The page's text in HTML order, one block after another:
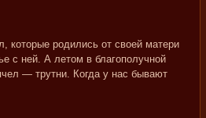
которые родились от своей матери
с ней. А летом в благополучной
— трутни. Когда у нас бывают